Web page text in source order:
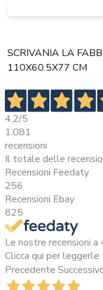
SCRIVANIA LA
110X60.5X77 CM
4,2/5
1.081
recensioni
Il totale delle
Recensioni Feedaty
256
Recensioni Ebay
825
Le nostre recensioni
Clicca qui per
Precedente